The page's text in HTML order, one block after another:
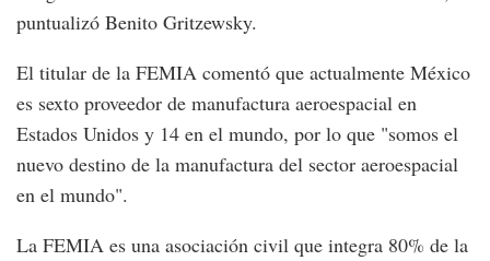
puntualizó Benito Gritzewsky.
El titular de la FEMIA comentó que actualmente México
es sexto proveedor de manufactura aeroespacial en
Estados Unidos y 14 en el mundo, por lo que "somos el
nuevo destino de la manufactura del sector aeroespacial
en el mundo".
La FEMIA es una asociación civil que integra 80% de la